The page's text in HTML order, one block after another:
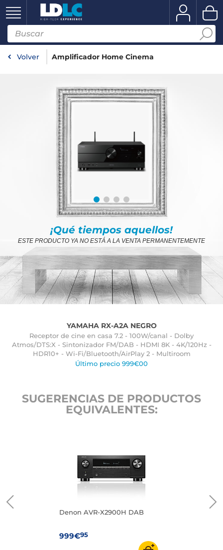
Volver Amplificador Home Cinema
¡Qué tiempos aquellos!
ESTE PRODUCTO YA NO ESTÁ A LA VENTA PERMANENTEMENTE
YAMAHA RX-A2A NEGRO
Receptor de cine en casa 7.2 - 100W/canal - Dolby
Atmos/DTS:X - Sintonizador FM/DAB - HDMI 8K - 4K/120Hz -
HDR10+ - Wi-Fi/Bluetooth/AirPlay 2 - Multiroom
Último precio 999€00
SUGERENCIAS DE PRODUCTOS
EQUIVALENTES:
Denon AVR-X2900H DAB
999€95